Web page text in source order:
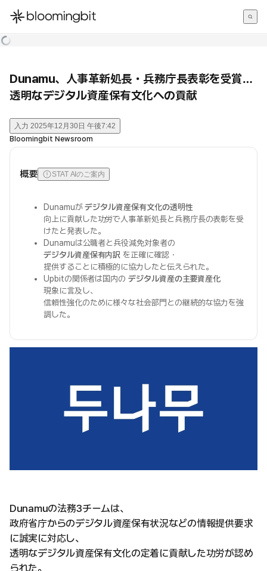
한국어
Dunamu、人事革新処長・兵務庁長表彰を受賞…
透明なデジタル資産保有文化への貢献
入力 2025年12月30日 午後7:42
Bloomingbit Newsroom
概要 STAT AIのご案内
Dunamuがデジタル資産保有文化の透明性
向上に貢献した功労で人事革新処長と兵務庁長の表彰を受
けたと発表した。
Dunamuは公職者と兵役減免対象者の
デジタル資産保有内訳 を正確に確認・
提供することに積極的に協力したと伝えられた。
Upbitの関係者は国内のデジタル資産の主要資産化
現象に言及し、
信頼性強化のために様々な社会部門との継続的な協力を強
調した。
Dunamuの法務3チームは、
政府省庁からのデジタル資産保有状況などの情報提供要求
に誠実に対応し、
透明なデジタル資産保有文化の定着に貢献した功労が認め
られた。